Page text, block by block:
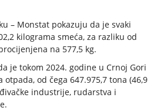
– Monstat pokazuju da je svaki
kilograma smeća, za razliku od
na 577,5 kg.
je tokom 2024. godine u Crnoj Gori
otpada, od čega 647.975,7 tona (46,9
industrije, rudarstva i